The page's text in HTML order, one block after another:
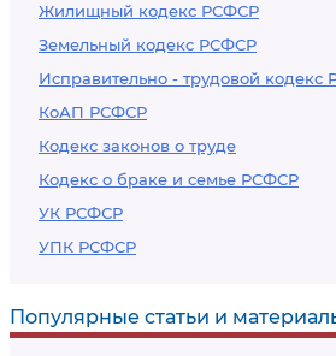
Жилищный кодекс РСФСР
Земельный кодекс РСФСР
Исправительно - трудовой кодекс
КоАП РСФСР
Кодекс законов о труде
Кодекс о браке и семье РСФСР
УК РСФСР
УПК РСФСР
Популярные статьи и